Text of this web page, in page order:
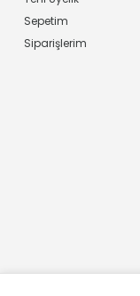
Sepetim
Siparişlerim